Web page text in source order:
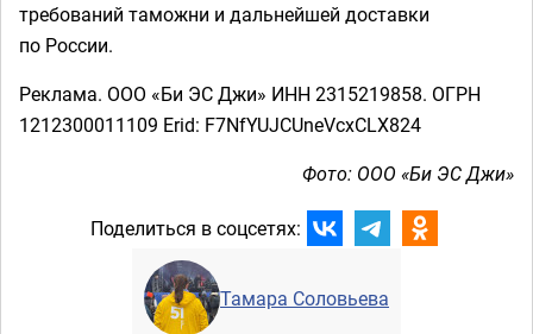
требований таможни и дальнейшей доставки
по России.
Реклама. ООО «Би ЭС Джи» ИНН 2315219858. ОГРН
1212300011109 Erid: F7NfYUJCUneVcxCLX824
Фото: ООО «Би ЭС Джи»
Поделиться в соцсетях:
Тамара Соловьева